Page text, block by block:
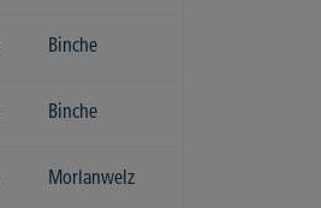
Binche
Binche
Morlanwelz